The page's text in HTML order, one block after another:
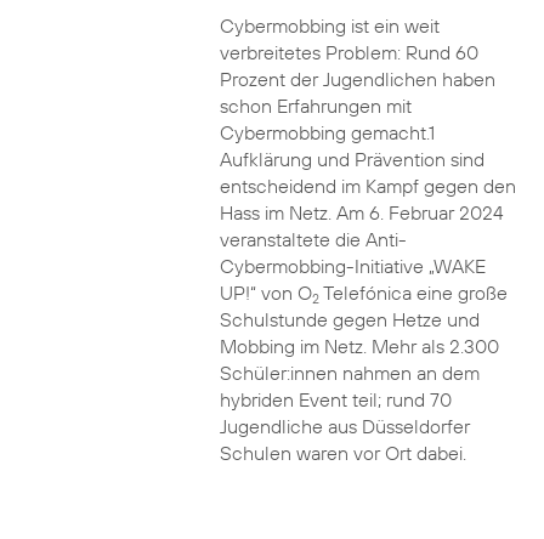
Cybermobbing ist ein weit
verbreitetes Problem: Rund 60
Prozent der Jugendlichen haben
schon Erfahrungen mit
Cybermobbing gemacht.1
Aufklärung und Prävention sind
entscheidend im Kampf gegen den
Hass im Netz. Am 6. Februar 2024
veranstaltete die Anti-
Cybermobbing-Initiative „WAKE
UP!“ von O2Telefónica eine große
Schulstunde gegen Hetze und
Mobbing im Netz. Mehr als 2.300
Schüler:innen nahmen an dem
hybriden Event teil; rund 70
Jugendliche aus Düsseldorfer
Schulen waren vor Ort dabei.